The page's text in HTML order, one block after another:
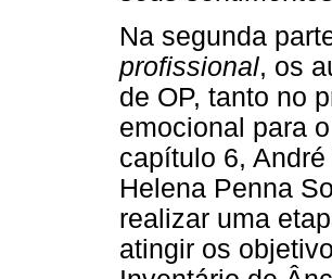
Na segunda
profissional, os
de OP, tanto no
emocional para
capítulo 6,
Helena Penna
realizar uma
atingir os